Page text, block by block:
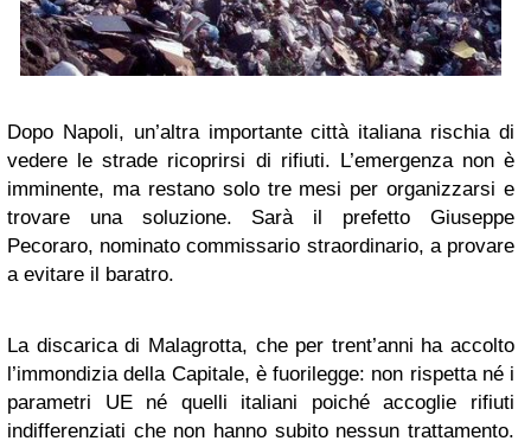
Dopo Napoli, un’altra importante città italiana rischia di
vedere le strade ricoprirsi di rifiuti. L’emergenza non è
imminente, ma restano solo tre mesi per organizzarsi e
trovare una soluzione. Sarà il prefetto Giuseppe
Pecoraro, nominato commissario straordinario, a provare
a evitare il baratro.
La discarica di Malagrotta, che per trent’anni ha accolto
l’immondizia della Capitale, è fuorilegge: non rispetta né i
parametri UE né quelli italiani poiché accoglie rifiuti
indifferenziati che non hanno subito nessun trattamento.